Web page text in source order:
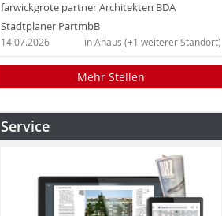
farwickgrote partner Architekten BDA
Stadtplaner PartmbB
in Ahaus (+1 weiterer Standort)
14.07.2026
Mehr Stellen
Service